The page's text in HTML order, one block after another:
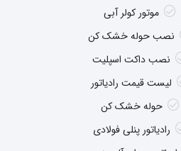
موتور کولر آبی
نصب حوله خشک کن
نصب داکت اسپلیت
لیست قیمت رادیاتور
حوله خشک کن
رادیاتور پنلی فولادی